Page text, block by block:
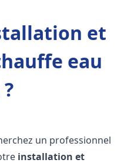
et
eau
un professionnel
installation et